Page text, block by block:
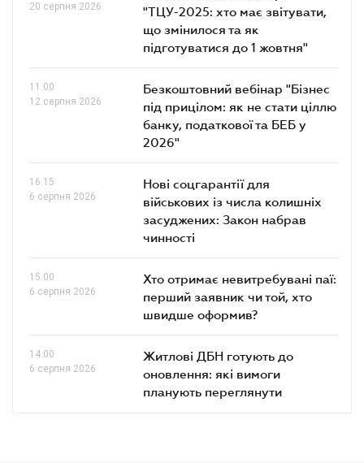
20 серпня 2026
"ТЦУ-2025: хто має звітувати,
що змінилося та як
підготуватися до 1 жовтня"
11.00
12 серпня 2026
Безкоштовний вебінар "Бізнес
під прицілом: як не стати ціллю
банку, податкової та БЕБ у
2026"
16.15
6 серпня 2026
Нові соцгарантії для
військових із числа колишніх
засуджених: Закон набрав
чинності
15.00
6 серпня 2026
Хто отримає невитребувані паї:
перший заявник чи той, хто
швидше оформив?
14.00
6 серпня 2026
Житлові ДБН готують до
оновлення: які вимоги
планують переглянути